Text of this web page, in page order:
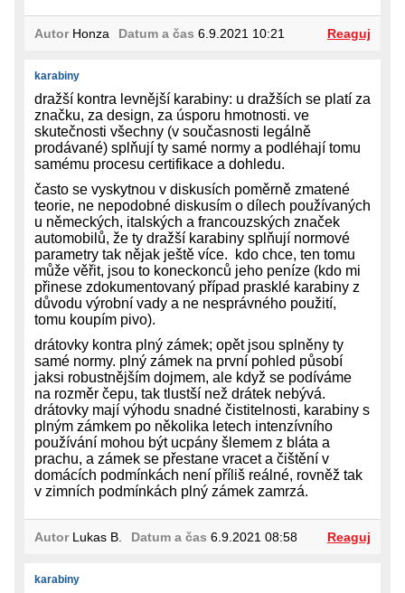
AutorHonza Datum a čas 6.9.2021 10:21 Reaguj
karabiny
dražší kontra levnější karabiny: u dražších se platí za
značku, za design, za úsporu hmotnosti. ve
skutečnosti všechny (v současnosti legálně
prodávané) splňují ty samé normy a podléhají tomu
samému procesu certifikace a dohledu.
často se vyskytnou v diskusích poměrně zmatené
teorie, ne nepodobné diskusím o dílech používaných
u německých, italských a francouzských značek
automobilů, že ty dražší karabiny splňují normové
parametry tak nějak ještě více. kdo chce, ten tomu
může věřit, jsou to koneckonců jeho peníze (kdo mi
přinese zdokumentovaný případ prasklé karabiny z
důvodu výrobní vady a ne nesprávného použití,
tomu koupím pivo).
drátovky kontra plný zámek; opět jsou splněny ty
samé normy. plný zámek na první pohled působí
jaksi robustnějším dojmem, ale když se podíváme
na rozměr čepu, tak tlustší než drátek nebývá.
drátovky mají výhodu snadné čistitelnosti, karabiny s
plným zámkem po několika letech intenzívního
používání mohou být ucpány šlemem z bláta a
prachu, a zámek se přestane vracet a čištění v
domácích podmínkách není příliš reálné, rovněž tak
v zimních podmínkách plný zámek zamrzá.
AutorLukas B. Datum a čas 6.9.2021 08:58 Reaguj
karabiny